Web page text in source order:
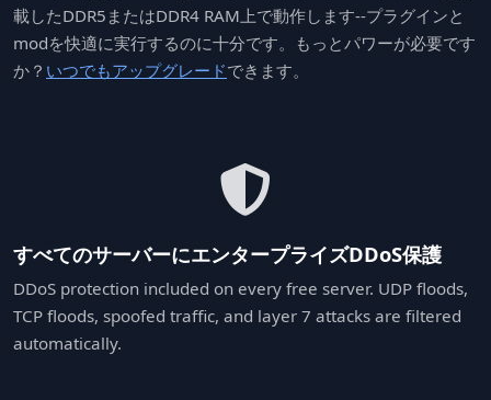
載したDDR5またはDDR4 RAM上で動作します--プラグインと
modを快適に実行するのに十分です。もっとパワーが必要です
か？ いつでもアップグレードできます。
すべてのサーバーにエンタープライズDDoS保護
DDoS protection included on every free server. UDP floods,
TCP floods, spoofed traffic, and layer 7 attacks are filtered
automatically.